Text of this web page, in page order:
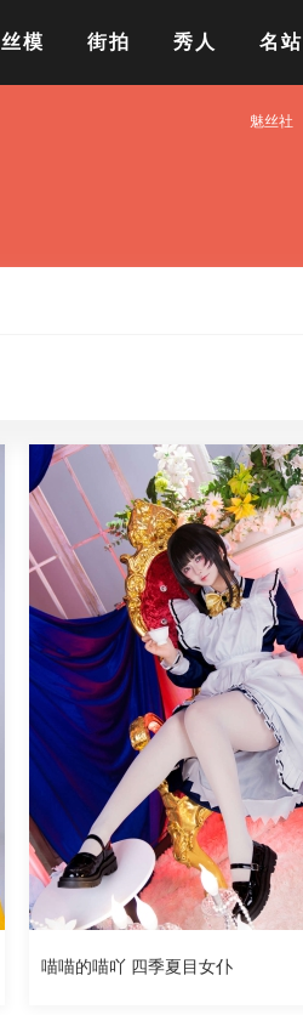
丝模 街拍 秀人 名站
魅丝社
喵喵的喵吖 四季夏目女仆